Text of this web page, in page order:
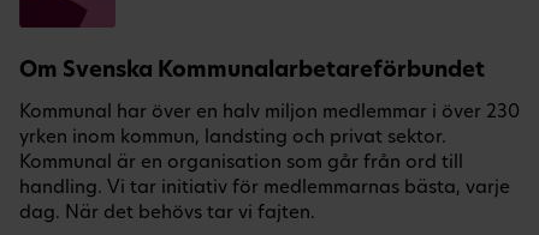
Om Svenska Kommunalarbetareförbundet
Kommunal har över en halv miljon medlemmar i över 230
yrken inom kommun, landsting och privat sektor.
Kommunal är en organisation som går från ord till
handling. Vi tar initiativ för medlemmarnas bästa, varje
dag. När det behövs tar vi fajten.